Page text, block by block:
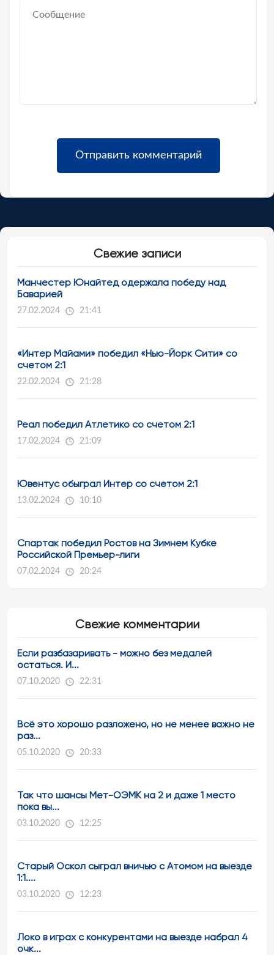
Свежие записи
Манчестер Юнайтед одержала победу над
Баварией
27.02.2024 21:41
«Интер Майами» победил «Нью-Йорк Сити» со
счетом 2:1
22.02.2024 21:28
Реал победил Атлетико со счетом 2:1
17.02.2024 21:09
Ювентус обыграл Интер со счетом 2:1
13.02.2024 10:10
Спартак победил Ростов на Зимнем Кубке
Российской Премьер-лиги
07.02.2024 20:24
Свежие комментарии
Если разбазаривать - можно без медалей
остаться. И...
07.10.2020 22:31
Всё это хорошо разложено, но не менее важно не
раз...
05.10.2020 20:33
Так что шансы Мет-ОЭМК на 2 и даже 1 место
пока вы...
03.10.2020 12:25
Старый Оскол сыграл вничью с Атомом на выезде
1:1....
03.10.2020 12:23
Локо в играх с конкурентами на выезде набрал 4
очк...